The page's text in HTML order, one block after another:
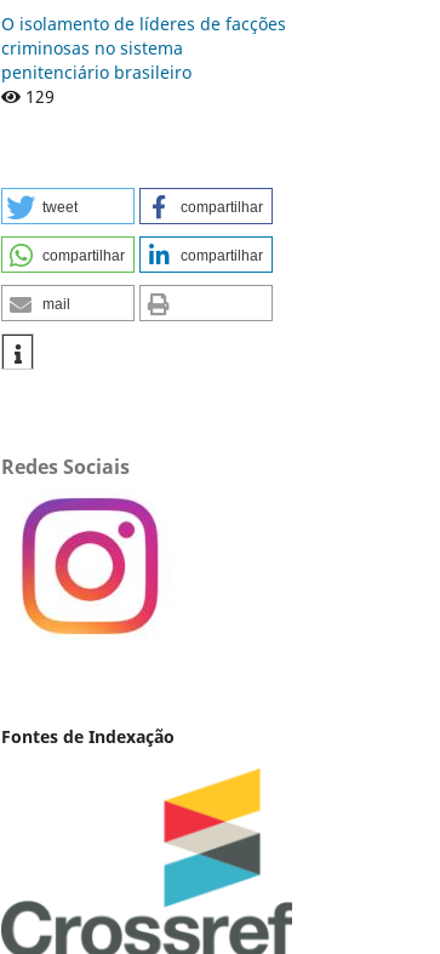
O isolamento de líderes de facções
criminosas no sistema
penitenciário brasileiro
129
tweet compartilhar
compartilhar compartilhar
mail
Redes Sociais
Fontes de Indexação